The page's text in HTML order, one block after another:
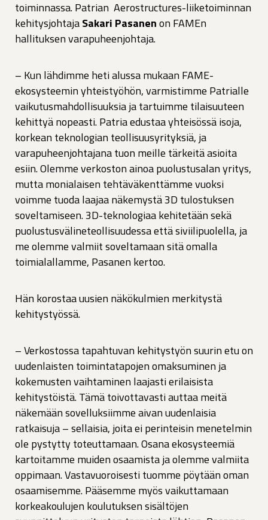
toiminnassa. Patrian Aerostructures-liiketoiminnan
kehitysjohtajaSakari Pasanenon FAMEn
hallituksen varapuheenjohtaja.
– Kun lähdimme heti alussa mukaan FAME-
ekosysteemin yhteistyöhön, varmistimme Patrialle
vaikutusmahdollisuuksia ja tartuimme tilaisuuteen
kehittyä nopeasti. Patria edustaa yhteisössä isoja,
korkean teknologian teollisuusyrityksiä, ja
varapuheenjohtajana tuon meille tärkeitä asioita
esiin. Olemme verkoston ainoa puolustusalan yritys,
mutta monialaisen tehtäväkenttämme vuoksi
voimme tuoda laajaa näkemystä 3D tulostuksen
soveltamiseen. 3D-teknologiaa kehitetään sekä
puolustusvälineteollisuudessa että siviilipuolella, ja
me olemme valmiit soveltamaan sitä omalla
toimialallamme, Pasanen kertoo.
Hän korostaa uusien näkökulmien merkitystä
kehitystyössä.
– Verkostossa tapahtuvan kehitystyön suurin etu on
uudenlaisten toimintatapojen omaksuminen ja
kokemusten vaihtaminen laajasti erilaisista
kehitystöistä. Tämä toivottavasti auttaa meitä
näkemään sovelluksiimme aivan uudenlaisia
ratkaisuja – sellaisia, joita ei perinteisin menetelmin
ole pystytty toteuttamaan. Osana ekosysteemiä
kartoitamme muiden osaamista ja olemme valmiita
oppimaan. Vastavuoroisesti tuomme pöytään oman
osaamisemme. Pääsemme myös vaikuttamaan
korkeakoulujen koulutuksen sisältöjen